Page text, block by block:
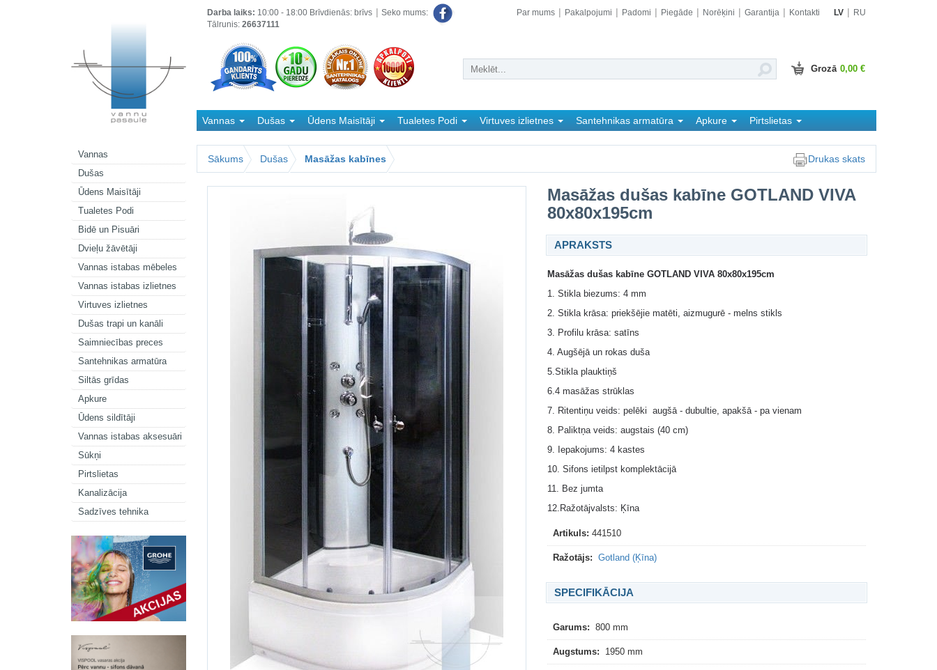
Vannas
Dušas
Ūdens Maisītāji
Tualetes Podi
Bidē un Pisuāri
Dvieļu žāvētāji
Vannas istabas mēbeles
Vannas istabas izlietnes
Virtuves izlietnes
Dušas trapi un kanāli
Saimniecības preces
Santehnikas armatūra
Siltās grīdas
Apkure
Ūdens sildītāji
Vannas istabas aksesuāri
Sūkņi
Pirtslietas
Kanalizācija
Sadzīves tehnika
Darba laiks: 10:00 - 18:00 Brīvdienās: brīvs
Tālrunis: 26637111
Seko mums: Par mums Pakalpojumi Padomi Piegāde Norēķini Garantija Kontakti LV RU
Grozā 0,00 €
Vannas Dušas Ūdens Maisītāji Tualetes Podi Virtuves izlietnes Santehnikas armatūra Apkure
Pirtslietas
Sākums
Dušas Masāžas kabīnes Drukas skats
Masāžas dušas kabīne GOTLAND VIVA
80x80x195cm
APRAKSTS
Masāžas dušas kabīne GOTLAND VIVA 80x80x195cm
1. Stikla biezums: 4 mm
2. Stikla krāsa: priekšējie matēti, aizmugurē - melns stikls
3. Profilu krāsa: satīns
4. Augšējā un rokas duša
5.Stikla plauktiņš
6.4 masāžas strūklas
7. Ritentiņu veids: pelēki augšā - dubultie, apakšā - pa vienam
8. Paliktņa veids: augstais (40 cm)
9. Iepakojums: 4 kastes
10. Sifons ietilpst komplektācijā
11. Bez jumta
12.Ražotājvalsts: Ķīna
Artikuls: 441510
Ražotājs: Gotland (Ķīna)
SPECIFIKĀCIJA
Garums: 800 mm
Augstums: 1950 mm